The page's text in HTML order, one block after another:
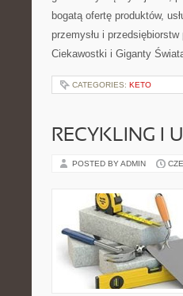
bogatą ofertę produktów,
przemysłu i
Ciekawostki i Giganty
CATEGORIES: KETO
RECYKLING I
POSTED BY ADMIN